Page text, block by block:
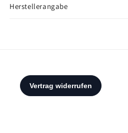
Herstellerangabe